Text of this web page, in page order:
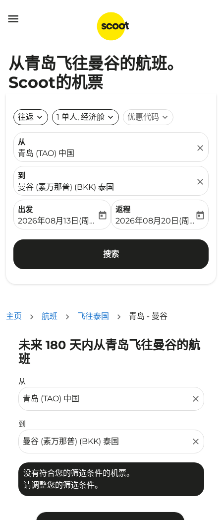

从青岛飞往曼谷的航班。
Scoot的机票
往返 expand_more 1 单人, 经济舱 expand_more 优惠代码 expand_more
从
青岛 (TAO) 中国
close
到
曼谷 (素万那普) (BKK) 泰国
close
出发
fc-booking-departure-date-aria-label
2026年08月13日(周四)
today
返程
fc-booking-return-date-
2026年08月20日(周四)
today
搜索
主页 航班 飞往泰国 青岛 - 曼谷
未来 180 天内从青岛飞往曼谷的航
班
从
close
到
close
没有符合您的筛选条件的机票。
请调整您的筛选条件。
没有符合您的筛选条件的机票。请调整您的筛选条件。